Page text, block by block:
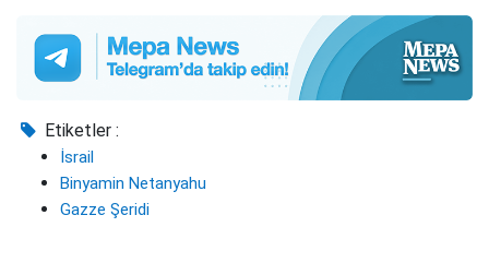
Etiketler :
İsrail
Binyamin Netanyahu
Gazze Şeridi